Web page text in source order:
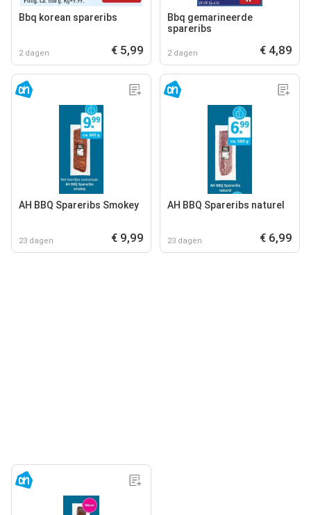
Bbq korean spareribs
2 dagen € 5,99
Bbq gemarineerde
spareribs
2 dagen € 4,89
AH BBQ Spareribs Smokey
23 dagen € 9,99
AH BBQ Spareribs naturel
23 dagen € 6,99